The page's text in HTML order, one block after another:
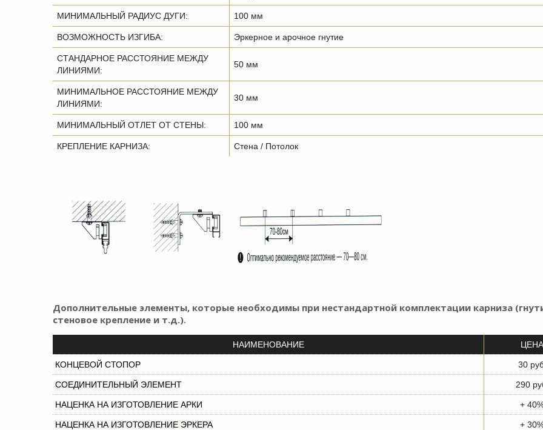
МИНИМАЛЬНЫЙ РАДИУС ДУГИ: 100 мм
ВОЗМОЖНОСТЬ ИЗГИБА: Эркерное и арочное гнутие
СТАНДАРНОЕ РАССТОЯНИЕ МЕЖДУ
ЛИНИЯМИ:
50 мм
МИНИМАЛЬНОЕ РАССТОЯНИЕ МЕЖДУ
ЛИНИЯМИ:
30 мм
МИНИМАЛЬНЫЙ ОТЛЕТ ОТ СТЕНЫ: 100 мм
КРЕПЛЕНИЕ КАРНИЗА: Стена / Потолок
Дополнительные элементы, которые необходимы при нестандартной комплектации карниза
стеновое крепление и т.д.).
НАИМЕНОВАНИЕ ЦЕНА
КОНЦЕВОЙ СТОПОР 30
СОЕДИНИТЕЛЬНЫЙ ЭЛЕМЕНТ 290
НАЦЕНКА НА ИЗГОТОВЛЕНИЕ АРКИ +
НАЦЕНКА НА ИЗГОТОВЛЕНИЕ ЭРКЕРА +